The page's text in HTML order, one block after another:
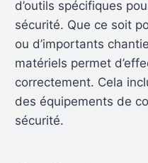
d’outils spécifiques
sécurité. Que ce soit
ou d’importants
matériels permet
correctement. Cela
des équipements de
sécurité.